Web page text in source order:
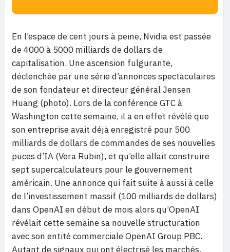
En l’espace de cent jours à peine, Nvidia est passée
de 4000 à 5000 milliards de dollars de
capitalisation. Une ascension fulgurante,
déclenchée par une série d’annonces spectaculaires
de son fondateur et directeur général Jensen
Huang (photo). Lors de la conférence GTC à
Washington cette semaine, il a en effet révélé que
son entreprise avait déjà enregistré pour 500
milliards de dollars de commandes de ses nouvelles
puces d’IA (Vera Rubin), et qu’elle allait construire
sept supercalculateurs pour le gouvernement
américain. Une annonce qui fait suite à aussi à celle
de l’investissement massif (100 milliards de dollars)
dans OpenAI en début de mois alors qu’OpenAI
révélait cette semaine sa nouvelle structuration
avec son entité commerciale OpenAI Group PBC.
Autant de signaux qui ont électrisé les marchés.